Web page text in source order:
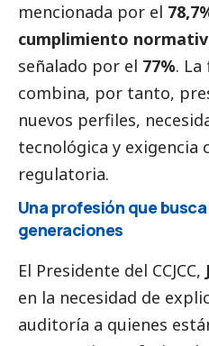
mencionada por el
cumplimiento
señalado por el 77%.
combina, por tanto,
nuevos perfiles,
tecnológica y exigencia
regulatoria.
Una profesión que
generaciones
El Presidente del CCJCC,
en la necesidad de
auditoría a quienes